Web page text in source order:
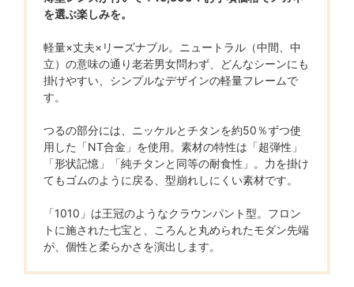
を選ぶ楽しみを。
軽量×丈夫×リーズナブル。ニュートラル（中間、中
立）の意味の通り老若男女問わず、どんなシーンにも
掛けやすい、シンプルなデザインの軽量フレームで
す。
つるの部分には、ニッケルとチタンを約50％ずつ使
用した「NT合金」を使用。素材の特性は「超弾性」
「形状記憶」「純チタンと同等の耐食性」。力を掛け
てもゴムのように戻る、型崩れしにくい素材です。
「1010」は王冠のようなクラウンパント型。フロン
トに施された七宝と、ころんと丸められたモダン先端
が、個性と柔らかさを演出します。